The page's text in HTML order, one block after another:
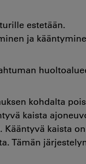
estetään.
ja
kohdalta
kaista
kaista
Tämän